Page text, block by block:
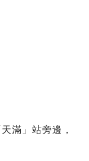
滿」站旁邊，